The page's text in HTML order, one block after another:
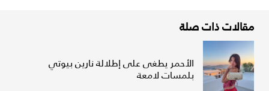
مقالات ذات صلة
الأحمر يطغى على إطلالة نارين بيوتي
بلمسات لامعة